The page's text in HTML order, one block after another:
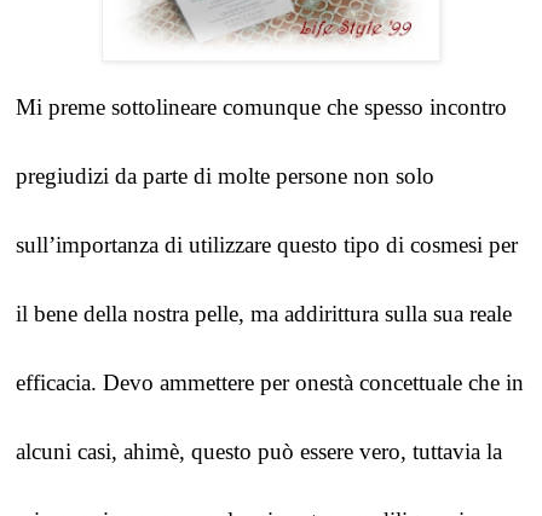
Mi preme sottolineare comunque che spesso incontro
pregiudizi da parte di molte persone non solo
sull’importanza di utilizzare questo tipo di cosmesi per
il bene della nostra pelle, ma addirittura sulla sua reale
efficacia. Devo ammettere per onestà concettuale che in
alcuni casi, ahimè, questo può essere vero, tuttavia la